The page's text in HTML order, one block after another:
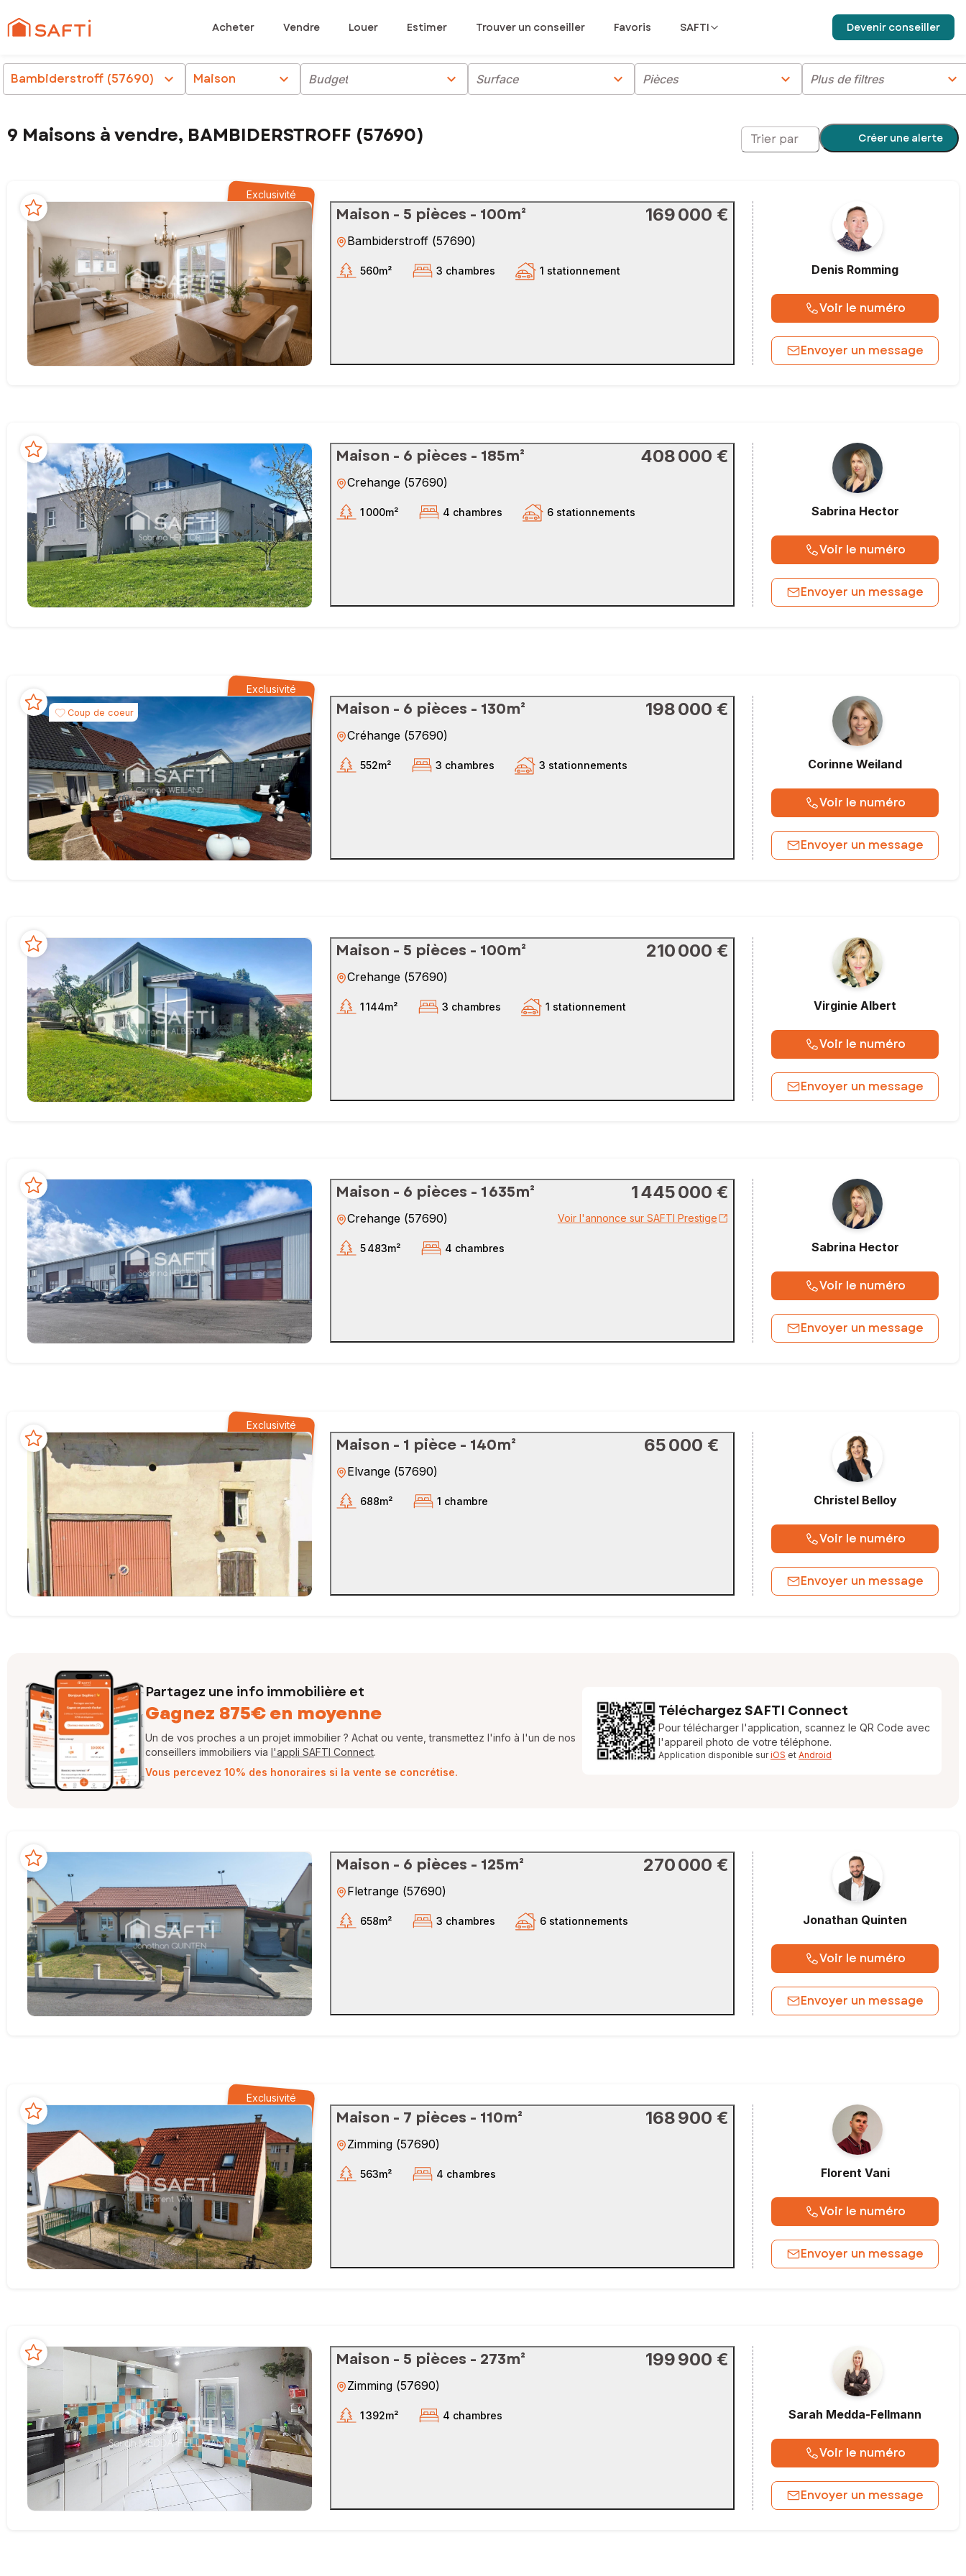
Acheter Vendre Louer Estimer Trouver un conseiller Favoris SAFTI Devenir conseiller
Bambiderstroff (57690) chevron_right Maison chevron_right Budget chevron_right Surface chevron_right Pièces chevron_right Plus de filtres chevron_right
9 Maisons à vendre, BAMBIDERSTROFF (57690) Trier par Créer une alerte
Exclusivité
Maison - 5 pièces - 100m² 169 000 €
Bambiderstroff (57690)
560m² 3 chambres 1 stationnement Denis Romming
Voir le numéro
Envoyer un message
Maison - 6 pièces - 185m² 408 000 €
Crehange (57690)
1 000m² 4 chambres 6 stationnements Sabrina Hector
Voir le numéro
Envoyer un message
Exclusivité
Coup de coeur Maison - 6 pièces - 130m² 198 000 €
Créhange (57690)
552m² 3 chambres 3 stationnements Corinne Weiland
Voir le numéro
Envoyer un message
Maison - 5 pièces - 100m² 210 000 €
Crehange (57690)
1 144m² 3 chambres 1 stationnement Virginie Albert
Voir le numéro
Envoyer un message
Maison - 6 pièces - 1 635m² 1 445 000 €
Crehange (57690) Voir l'annonce sur SAFTI Prestige
5 483m² 4 chambres Sabrina Hector
Voir le numéro
Envoyer un message
Exclusivité
Maison - 1 pièce - 140m² 65 000 €
Elvange (57690)
688m² 1 chambre Christel Belloy
Voir le numéro
Envoyer un message
Partagez une info immobilière et
Gagnez 875€ en moyenne
Un de vos proches a un projet immobilier ? Achat ou vente, transmettez l'info à l'un de nos
conseillers immobiliers via l'appli SAFTI Connect.
Vous percevez 10% des honoraires si la vente se concrétise.
Téléchargez SAFTI Connect
Pour télécharger l'application, scannez le QR Code avec
l'appareil photo de votre téléphone.
Application disponible suriOS et Android
Maison - 6 pièces - 125m² 270 000 €
Fletrange (57690)
658m² 3 chambres 6 stationnements Jonathan Quinten
Voir le numéro
Envoyer un message
Exclusivité
Maison - 7 pièces - 110m² 168 900 €
Zimming (57690)
563m² 4 chambres Florent Vani
Voir le numéro
Envoyer un message
Maison - 5 pièces - 273m² 199 900 €
Zimming (57690)
1 392m² 4 chambres Sarah Medda-Fellmann
Voir le numéro
Envoyer un message